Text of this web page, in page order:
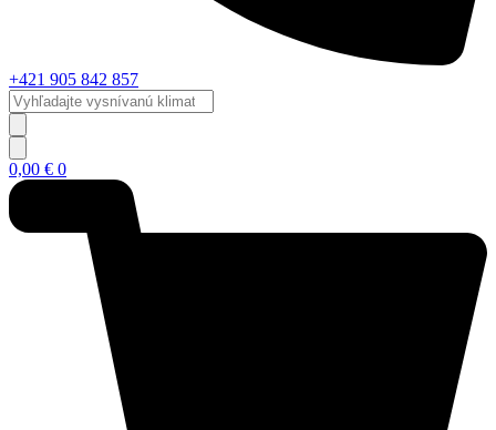
+421 905 842 857
Vyhľadajte
vysnívanú
klimatizáciu...
0,00 € 0